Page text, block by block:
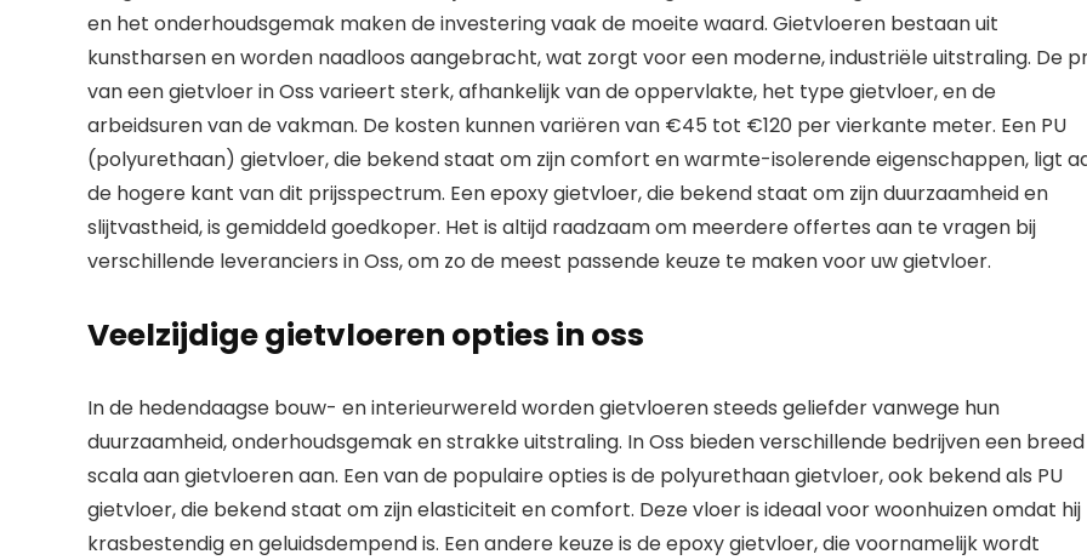
en het onderhoudsgemak maken de investering vaak de moeite waard. Gietvloeren bestaan uit
kunstharsen en worden naadloos aangebracht, wat zorgt voor een moderne, industriële uitstraling. De
van een gietvloer in Oss varieert sterk, afhankelijk van de oppervlakte, het type gietvloer, en de
arbeidsuren van de vakman. De kosten kunnen variëren van €45 tot €120 per vierkante meter. Een PU
(polyurethaan) gietvloer, die bekend staat om zijn comfort en warmte-isolerende eigenschappen, ligt
de hogere kant van dit prijsspectrum. Een epoxy gietvloer, die bekend staat om zijn duurzaamheid en
slijtvastheid, is gemiddeld goedkoper. Het is altijd raadzaam om meerdere offertes aan te vragen bij
verschillende leveranciers in Oss, om zo de meest passende keuze te maken voor uw gietvloer.
Veelzijdige gietvloeren opties in oss
In de hedendaagse bouw- en interieurwereld worden gietvloeren steeds geliefder vanwege hun
duurzaamheid, onderhoudsgemak en strakke uitstraling. In Oss bieden verschillende bedrijven een breed
scala aan gietvloeren aan. Een van de populaire opties is de polyurethaan gietvloer, ook bekend als PU
gietvloer, die bekend staat om zijn elasticiteit en comfort. Deze vloer is ideaal voor woonhuizen omdat hij
krasbestendig en geluidsdempend is. Een andere keuze is de epoxy gietvloer, die voornamelijk wordt